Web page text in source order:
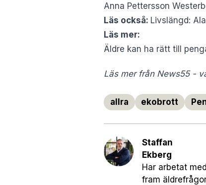
Anna Pettersson
Läs också: Livslängd:
Läs mer:
Äldre kan ha rätt till
Läs mer från News55 -
allra ekobrott
Staffan
Ekberg
Har arbetat
fram